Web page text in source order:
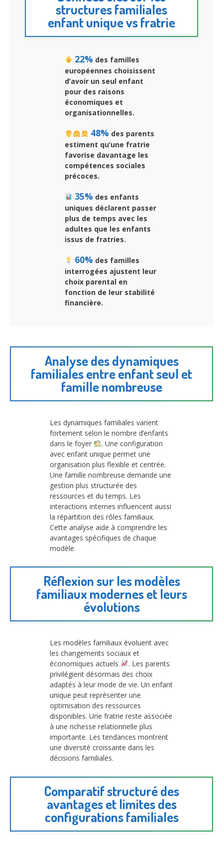
structures familiales
enfant unique vs fratrie
22% des familles
européennes choisissent
d’avoir un seul enfant
pour des raisons
économiques et
organisationnelles.
48% des parents
estiment qu’une fratrie
favorise davantage les
compétences sociales
précoces.
35% des enfants
uniques déclarent passer
plus de temps avec les
adultes que les enfants
issus de fratries.
60% des familles
interrogées ajustent leur
choix parental en
fonction de leur stabilité
financière.
Analyse des dynamiques
familiales entre enfant seul et
famille nombreuse
Les dynamiques familiales varient
fortement selon le nombre d’enfants
dans le foyer
. Une configuration
avec enfant unique permet une
organisation plus flexible et centrée.
Une famille nombreuse demande une
gestion plus structurée des
ressources et du temps. Les
interactions internes influencent aussi
la répartition des rôles familiaux.
Cette analyse aide à comprendre les
avantages spécifiques de chaque
modèle.
Réflexion sur les modèles
familiaux modernes et leurs
évolutions
Les modèles familiaux évoluent avec
les changements sociaux et
économiques actuels
. Les parents
privilégient désormais des choix
adaptés à leur mode de vie. Un enfant
unique peut représenter une
optimisation des ressources
disponibles. Une fratrie reste associée
à une richesse relationnelle plus
importante. Les tendances montrent
une diversité croissante dans les
décisions familiales.
Comparatif structuré des
avantages et limites des
configurations familiales